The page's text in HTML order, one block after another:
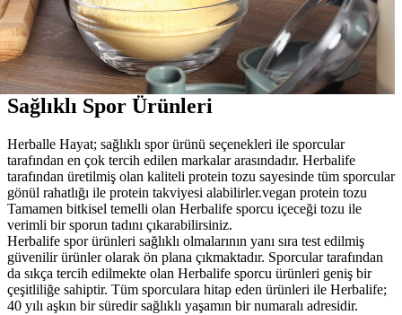
Sağlıklı Spor Ürünleri
Herballe Hayat; sağlıklı spor ürünü seçenekleri ile sporcular
tarafından en çok tercih edilen markalar arasındadır. Herbalife
tarafından üretilmiş olan kaliteli protein tozu sayesinde tüm sporcular
gönül rahatlığı ile protein takviyesi alabilirler.vegan protein tozu
Tamamen bitkisel temelli olan Herbalife sporcu içeceği tozu ile
verimli bir sporun tadını çıkarabilirsiniz.
Herbalife spor ürünleri sağlıklı olmalarının yanı sıra test edilmiş
güvenilir ürünler olarak ön plana çıkmaktadır. Sporcular tarafından
da sıkça tercih edilmekte olan Herbalife sporcu ürünleri geniş bir
çeşitliliğe sahiptir. Tüm sporculara hitap eden ürünleri ile Herbalife;
40 yılı aşkın bir süredir sağlıklı yaşamın bir numaralı adresidir.